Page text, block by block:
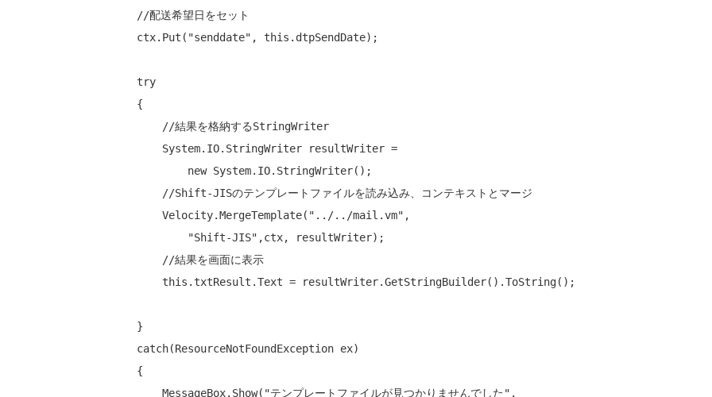
//配送希望日をセット
ctx.Put( "senddate" , this .dtpSendDate);
try
{
//結果を格納するStringWriter
new System.IO.StringWriter();
//Shift-JISのテンプレートファイルを読み込み、コンテキストとマージ
    Velocity.MergeTemplate(
"../../mail.vm" ,
"Shift-JIS" ,ctx, resultWriter);
//結果を画面に表示
this .txtResult.Text = resultWriter.GetStringBuilder().ToString();
catch(ResourceNotFoundException ex)
{
    MessageBox.Show(
"テンプレートファイルが見つかりませんでした" ,